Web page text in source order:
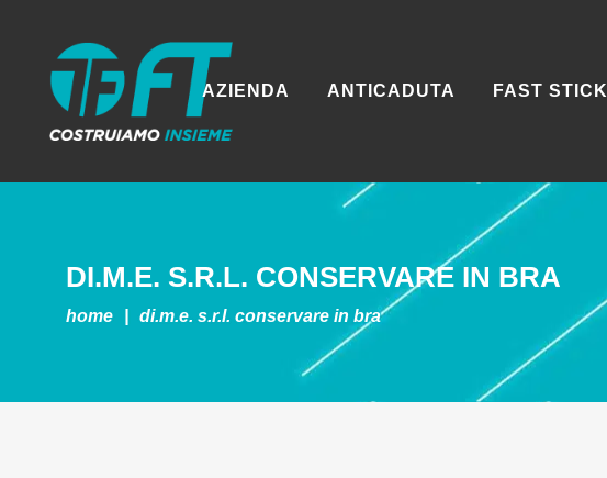
AZIENDA ANTICADUTA FAST STICK
DI.M.E. S.R.L. CONSERVARE IN BRA
home di.m.e. s.r.l. conservare in bra